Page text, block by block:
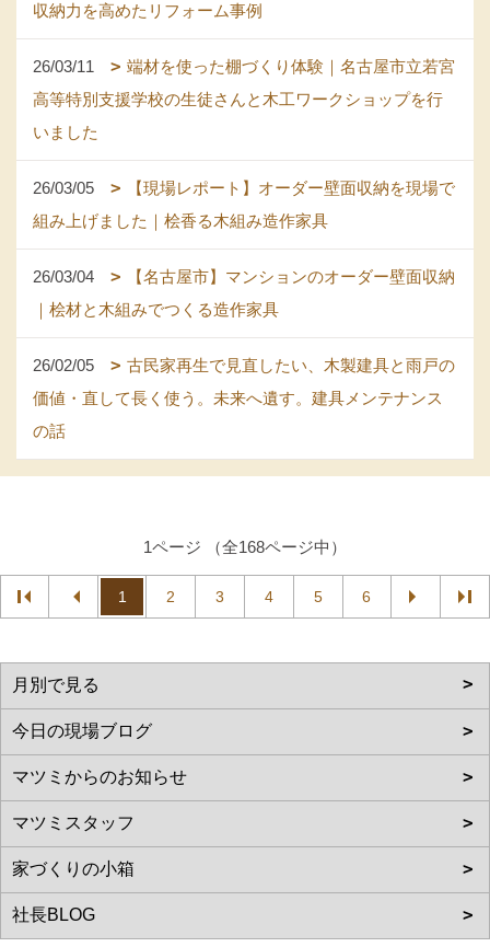
収納力を高めたリフォーム事例
26/03/11
端材を使った棚づくり体験｜名古屋市立若宮
高等特別支援学校の生徒さんと木工ワークショップを行
いました
26/03/05
【現場レポート】オーダー壁面収納を現場で
組み上げました｜桧香る木組み造作家具
26/03/04
【名古屋市】マンションのオーダー壁面収納
｜桧材と木組みでつくる造作家具
26/02/05
古民家再生で見直したい、木製建具と雨戸の
価値・直して長く使う。未来へ遺す。建具メンテナンス
の話
1ページ （全168ページ中）
1 2 3 4 5 6